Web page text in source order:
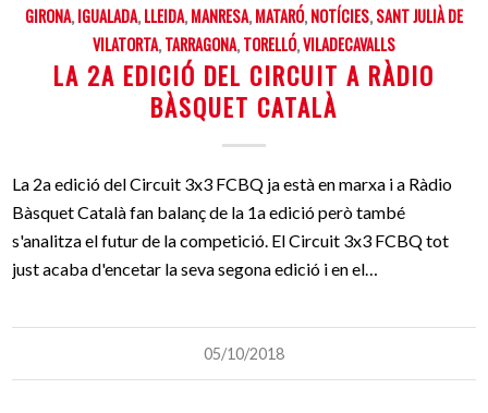
GIRONA,IGUALADA,LLEIDA,MANRESA,MATARÓ,NOTÍCIES,SANT JULIÀ DE
VILATORTA,TARRAGONA,TORELLÓ,VILADECAVALLS
LA 2A EDICIÓ DEL CIRCUIT A RÀDIO
BÀSQUET CATALÀ
La 2a edició del Circuit 3x3 FCBQ ja està en marxa i a Ràdio
Bàsquet Català fan balanç de la 1a edició però també
s'analitza el futur de la competició. El Circuit 3x3 FCBQ tot
just acaba d'encetar la seva segona edició i en el…
05/10/2018